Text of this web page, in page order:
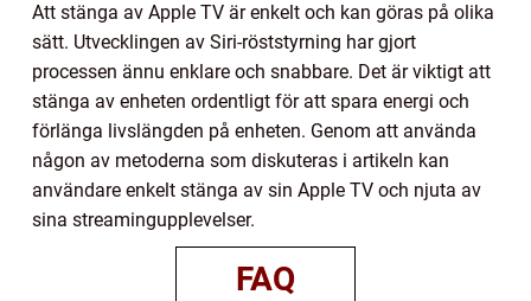
Att stänga av Apple TV är enkelt och kan göras på olika
sätt. Utvecklingen av Siri-röststyrning har gjort
processen ännu enklare och snabbare. Det är viktigt att
stänga av enheten ordentligt för att spara energi och
förlänga livslängden på enheten. Genom att använda
någon av metoderna som diskuteras i artikeln kan
användare enkelt stänga av sin Apple TV och njuta av
sina streamingupplevelser.
FAQ